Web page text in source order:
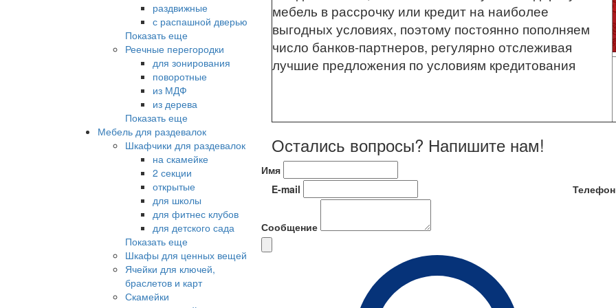
раздвижные
с распашной дверью
Показать еще
Реечные перегородки
для зонирования
поворотные
из МДФ
из дерева
Показать еще
Мебель для раздевалок
Шкафчики для раздевалок
на скамейке
2 секции
открытые
для школы
для фитнес клубов
для детского сада
Показать еще
Шкафы для ценных вещей
Ячейки для ключей,
браслетов и карт
Скамейки
мебель в рассрочку или кредит на наиболее
выгодных условиях, поэтому постоянно пополняем
число банков-партнеров, регулярно отслеживая
лучшие предложения по условиям кредитования
Остались вопросы? Напишите нам!
Имя
E-mail
Сообщение